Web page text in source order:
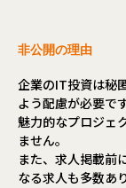
非公開の理由
企業のIT投資は秘
よう配慮が必要です
魅力的なプロジェ
ません。
また、求人掲載前
なる求人も多数あ